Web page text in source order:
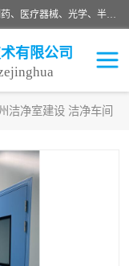
从事各种实验室、手术室、医院、食品、化妆品、制药、医疗器械、光学、半导体、精密电子等无尘车间行业的洁净车间装修设计、净化设备、恒温恒湿空调的设计制作与安装、净化系统工程项目施工及其技术支持服务。
有限公司
洁净室建设 洁净车间
净化
间净化